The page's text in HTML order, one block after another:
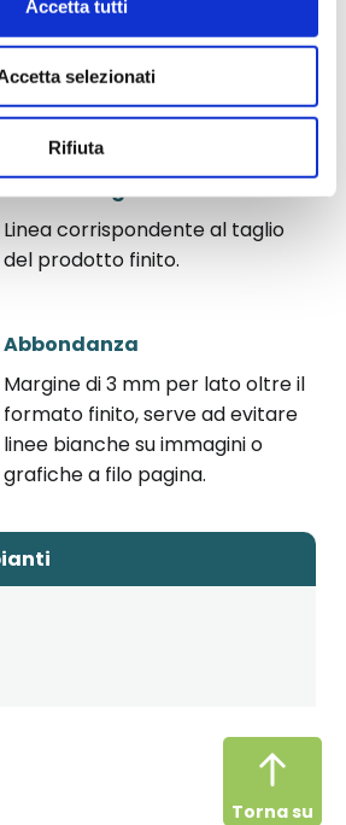
Accetta tutti
selezionati
Rifiuta
mantenuti testo e grafica per
evitare che vengano tagliati. Il
margine deve essere almeno di
3 mm per lato.
Linea di taglio
Linea corrispondente al taglio
del prodotto finito.
Abbondanza
Margine di 3 mm per lato oltre il
formato finito, serve ad evitare
linee bianche su immagini o
grafiche a filo pagina.
Torna su